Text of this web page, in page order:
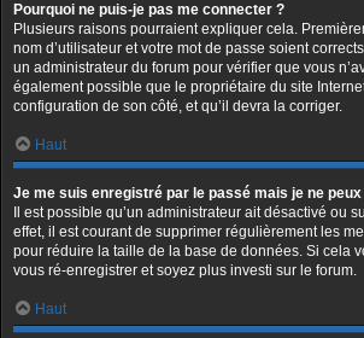
Pourquoi ne puis-je pas me connecter ?
Plusieurs raisons pourraient expliquer cela.
nom d’utilisateur et votre mot de passe soient
un administrateur du forum pour vérifier que vous
également possible que le propriétaire du site
configuration de son côté, et qu’il devra la corriger.
Haut
Je me suis enregistré par le passé mais je ne
Il est possible qu’un administrateur ait désactivé ou
effet, il est courant de supprimer régulièrement les
pour réduire la taille de la base de données. Si cela
vous ré-enregistrer et soyez plus investi sur le forum.
Haut